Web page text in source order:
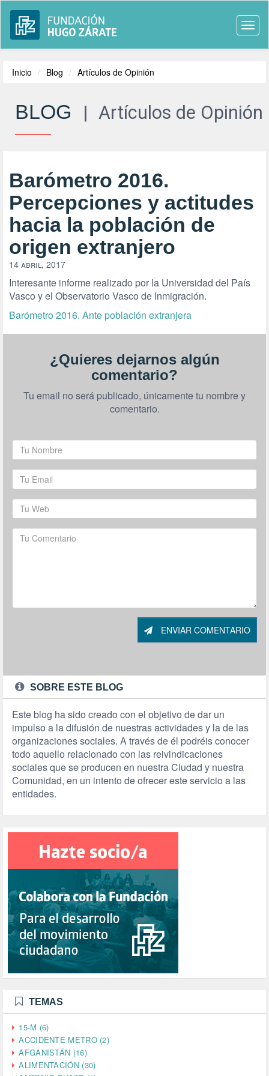
Inicio Blog Artículos de Opinión
BLOG | Artículos de Opinión
Barómetro 2016.
Percepciones y actitudes
hacia la población de
origen extranjero
14 abril, 2017
Interesante informe realizado por la Universidad del País
Vasco y el Observatorio Vasco de Inmigración.
Barómetro 2016. Ante población extranjera
¿Quieres dejarnos algún
comentario?
Tu email no será publicado, únicamente tu nombre y
comentario.
ENVIAR COMENTARIO
SOBRE ESTE BLOG
Este blog ha sido creado con el objetivo de dar un
impulso a la difusión de nuestras actividades y la de las
organizaciones sociales. A través de él podréis conocer
todo aquello relacionado con las reivindicaciones
sociales que se producen en nuestra Ciudad y nuestra
Comunidad, en un intento de ofrecer este servicio a las
entidades.
TEMAS
15-M (6)
ACCIDENTE METRO (2)
AFGANISTÁN (16)
ALIMENTACIÓN (30)